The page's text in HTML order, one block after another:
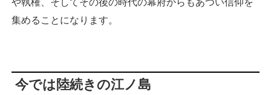
や執権、そしてその後の時代の幕府からもあつい信仰を
集めることになります。
今では陸続きの江ノ島